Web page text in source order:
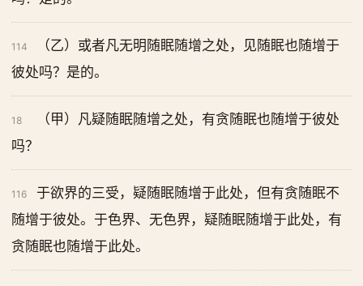
114
（乙）或者凡无明随眠随增之处，见随眠也随增于
彼处吗？是的。
18
（甲）凡疑随眠随增之处，有贪随眠也随增于彼处
吗？
116
于欲界的三受，疑随眠随增于此处，但有贪随眠不
随增于彼处。于色界、无色界，疑随眠随增于此处，有
贪随眠也随增于此处。